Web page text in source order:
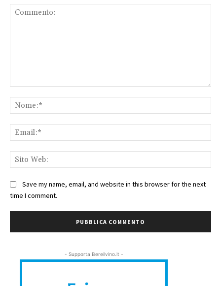
Save my name, email, and website in this browser for the next
time I comment.
- Supporta Bereilvino.it -